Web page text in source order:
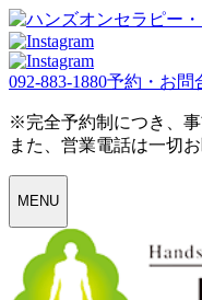
092-883-1880予約・お問
※完全予約制につき、事
また、営業電話は一切
MENU